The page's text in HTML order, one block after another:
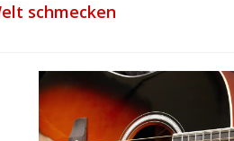
schmecken